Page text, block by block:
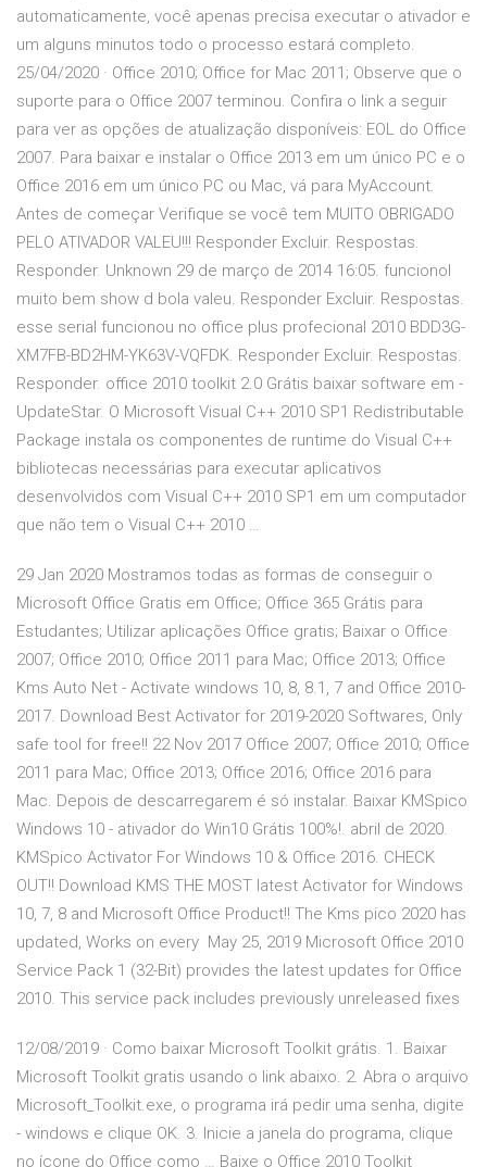
automaticamente, você apenas precisa executar o ativador e
um alguns minutos todo o processo estará completo.
25/04/2020 · Office 2010; Office for Mac 2011; Observe que o
suporte para o Office 2007 terminou. Confira o link a seguir
para ver as opções de atualização disponíveis: EOL do Office
2007. Para baixar e instalar o Office 2013 em um único PC e o
Office 2016 em um único PC ou Mac, vá para MyAccount.
Antes de começar Verifique se você tem MUITO OBRIGADO
PELO ATIVADOR VALEU!!! Responder Excluir. Respostas.
Responder. Unknown 29 de março de 2014 16:05. funcionol
muito bem show d bola valeu. Responder Excluir. Respostas.
esse serial funcionou no office plus profecional 2010 BDD3G-
XM7FB-BD2HM-YK63V-VQFDK. Responder Excluir. Respostas.
Responder. office 2010 toolkit 2.0 Grátis baixar software em -
UpdateStar. O Microsoft Visual C++ 2010 SP1 Redistributable
Package instala os componentes de runtime do Visual C++
bibliotecas necessárias para executar aplicativos
desenvolvidos com Visual C++ 2010 SP1 em um computador
que não tem o Visual C++ 2010 …
29 Jan 2020 Mostramos todas as formas de conseguir o
Microsoft Office Gratis em Office; Office 365 Grátis para
Estudantes; Utilizar aplicações Office gratis; Baixar o Office
2007; Office 2010; Office 2011 para Mac; Office 2013; Office
Kms Auto Net - Activate windows 10, 8, 8.1, 7 and Office 2010-
2017. Download Best Activator for 2019-2020 Softwares, Only
safe tool for free!! 22 Nov 2017 Office 2007; Office 2010; Office
2011 para Mac; Office 2013; Office 2016; Office 2016 para
Mac. Depois de descarregarem é só instalar. Baixar KMSpico
Windows 10 - ativador do Win10 Grátis 100%!. abril de 2020.
KMSpico Activator For Windows 10 & Office 2016. CHECK
OUT!! Download KMS THE MOST latest Activator for Windows
10, 7, 8 and Microsoft Office Product!! The Kms pico 2020 has
updated, Works on every May 25, 2019 Microsoft Office 2010
Service Pack 1 (32-Bit) provides the latest updates for Office
2010. This service pack includes previously unreleased fixes
12/08/2019 · Como baixar Microsoft Toolkit grátis. 1. Baixar
Microsoft Toolkit gratis usando o link abaixo. 2. Abra o arquivo
Microsoft_Toolkit.exe, o programa irá pedir uma senha, digite
- windows e clique OK. 3. Inicie a janela do programa, clique
no ícone do Office como … Baixe o Office 2010 Toolkit